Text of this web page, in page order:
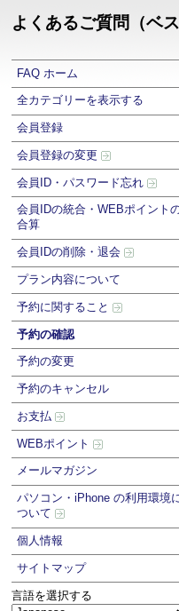
よくあるご質問（ベ
FAQ ホーム
全カテゴリーを表示する
会員登録
会員登録の変更
会員ID・パスワード忘れ
会員IDの統合・WEBポイント
合算
会員IDの削除・退会
プラン内容について
予約に関すること
予約の確認
予約の変更
予約のキャンセル
お支払
WEBポイント
メールマガジン
パソコン・iPhone の利用環境
ついて
個人情報
サイトマップ
言語を選択する